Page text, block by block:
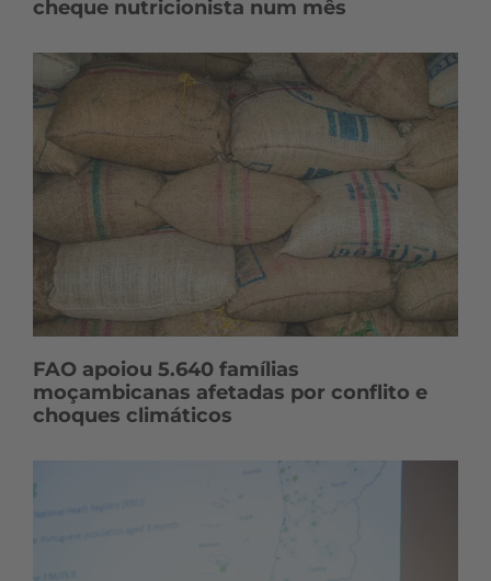
cheque nutricionista num mês
FAO apoiou 5.640 famílias
moçambicanas afetadas por conflito e
choques climáticos